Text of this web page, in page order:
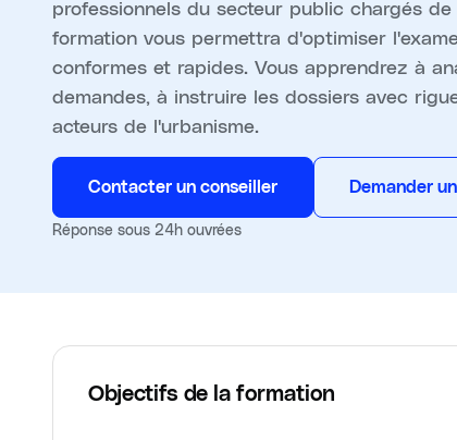
professionnels du secteur public chargés
formation vous permettra d'optimiser
conformes et rapides. Vous apprendrez à
demandes, à instruire les dossiers avec
acteurs de l'urbanisme.
Contacter un conseiller Demander
Réponse sous 24h ouvrées
Objectifs de la formation